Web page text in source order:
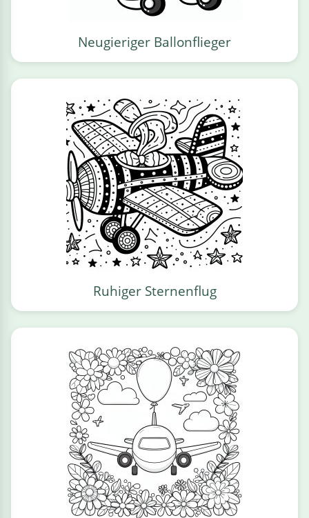
Neugieriger Ballonflieger
Ruhiger Sternenflug